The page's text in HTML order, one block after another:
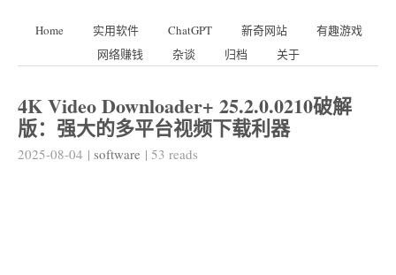
Home 实用软件 ChatGPT 新奇网站
有趣游戏
网络赚钱
杂谈 归档 关于
4K Video Downloader+ 25.2.0.0210破解
版：强大的多平台视频下载利器
2025-08-04 | software | 53 reads